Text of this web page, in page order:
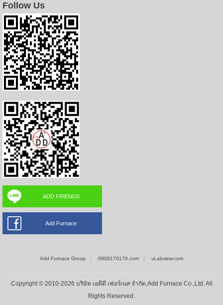
Follow Us
ADD FRIENDS
Add Furnace
Add Furnace Group 0808170170.com vLabview.com
Copyright © 2010-2026 บริษัท เอดีดี เฟอร์เนส จำกัด,Add Furnace Co.,Ltd. All
Rights Reserved.